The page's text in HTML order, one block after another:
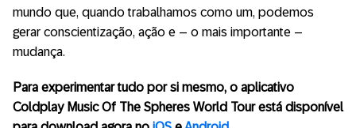
mundo que, quando trabalhamos como um, podemos
gerar conscientização, ação e – o mais importante –
mudança.
Para experimentar tudo por si mesmo, o aplicativo
Coldplay Music Of The Spheres World Tour está disponível